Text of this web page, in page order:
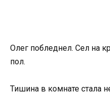
Олег побледнел. Сел на
пол.
Тишина в комнате стала